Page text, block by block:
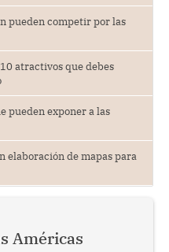
pueden competir por las
atractivos que debes
pueden exponer a las
elaboración de mapas para
Américas